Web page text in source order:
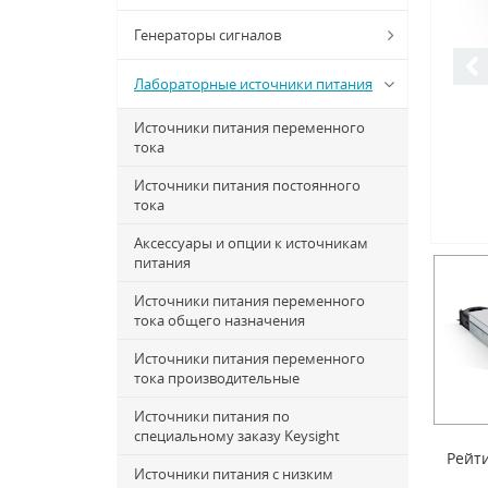
Генераторы сигналов
Лабораторные источники питания
Источники питания переменного
тока
Источники питания постоянного
тока
Аксессуары и опции к источникам
питания
Источники питания переменного
тока общего назначения
Источники питания переменного
тока производительные
Источники питания по
специальному заказу Keysight
Источники питания с низким